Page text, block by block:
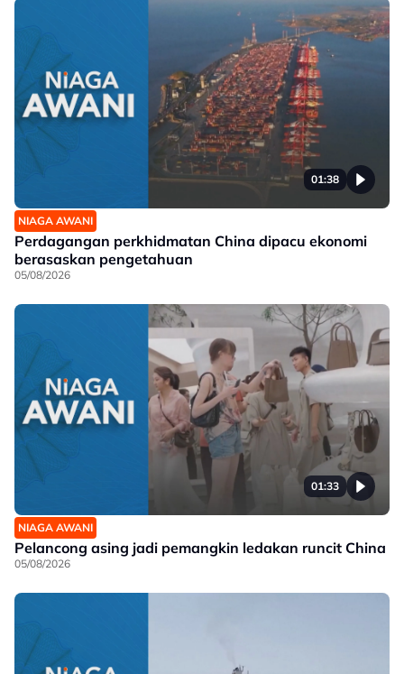
01:38
NIAGA AWANI
Perdagangan perkhidmatan China dipacu ekonomi
berasaskan pengetahuan
05/08/2026
01:33
NIAGA AWANI
Pelancong asing jadi pemangkin ledakan runcit China
05/08/2026